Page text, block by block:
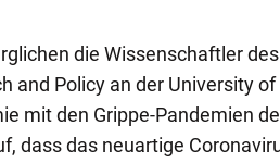
die Wissenschaftler
and Policy an der University
mit den Grippe-Pandemien
dass das neuartige